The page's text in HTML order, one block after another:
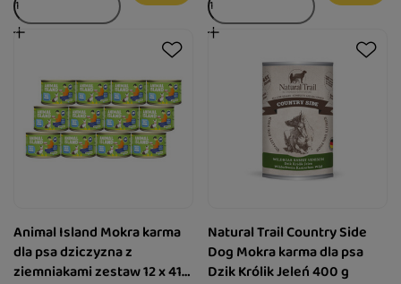
Animal Island Mokra karma
dla psa dziczyzna z
ziemniakami zestaw 12 x 410
Natural Trail Country Side
Dog Mokra karma dla psa
Dzik Królik Jeleń 400 g